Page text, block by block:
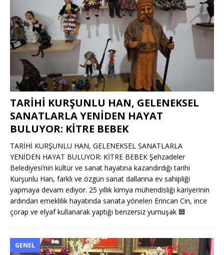
TARİHİ KURŞUNLU HAN, GELENEKSEL
SANATLARLA YENİDEN HAYAT
BULUYOR: KİTRE BEBEK
TARİHİ KURŞUNLU HAN, GELENEKSEL SANATLARLA
YENİDEN HAYAT BULUYOR: KİTRE BEBEK Şehzadeler
Belediyesi’nin kültür ve sanat hayatına kazandırdığı tarihi
Kurşunlu Han, farklı ve özgün sanat dallarına ev sahipliği
yapmaya devam ediyor. 25 yıllık kimya mühendisliği kariyerinin
ardından emeklilik hayatında sanata yönelen Erincan Cin, ince
çorap ve elyaf kullanarak yaptığı benzersiz yumuşak 🟦
GENEL